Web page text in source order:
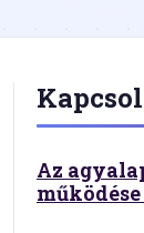
Az
működése